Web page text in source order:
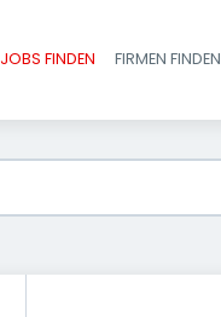
JOBS FINDEN FIRMEN FINDEN